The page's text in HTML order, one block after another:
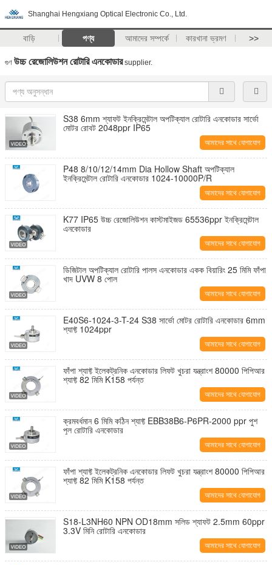
Shanghai Hengxiang Optical Electronic Co., Ltd.
বাড়ি পণ্য আমাদের সম্পর্কে কারখানা ভ্রমণ >>
গুণ উচ্চ রেজোলিউশন রোটারি এনকোডারsupplier.
S38 6mm শ্যাফট ইনক্রিমেন্টাল অপটিক্যাল রোটারি এনকোডার সার্ভো
মোটর রোবট 2048ppr IP65
আমাদের সাথে যোগাযোগ
করুন
P48 8/10/12/14mm Dia Hollow Shaft অপটিক্যাল
ইনক্রিমেন্টাল রোটারি এনকোডার 1024-10000P/R
আমাদের সাথে যোগাযোগ
করুন
K77 IP65 উচ্চ রেজোলিউশন কাস্টমাইজড 65536ppr ইনক্রিমেন্টাল
এনকোডার
আমাদের সাথে যোগাযোগ
করুন
ডিজিটাল অপটিক্যাল রোটারি পালস এনকোডার একক বিয়ারিং 25 মিমি ফাঁপা
খাদ UVW 8 পোল
আমাদের সাথে যোগাযোগ
করুন
E40S6-1024-3-T-24 S38 সার্ভো মোটর রোটারি এনকোডার 6mm
শ্যাফ্ট 1024ppr
আমাদের সাথে যোগাযোগ
করুন
ফাঁপা শ্যাফ্ট ইলেকট্রনিক এনকোডার লিফট খুচরা যন্ত্রাংশ 80000 পিপিআর
শ্যাফ্ট 82 মিমি K158 পর্যন্ত
আমাদের সাথে যোগাযোগ
করুন
ক্রমবর্ধমান 6 মিমি কঠিন শ্যাফ্ট EBB38B6-P6PR-2000 ppr পুশ
পুল রোটারি এনকোডার
আমাদের সাথে যোগাযোগ
করুন
ফাঁপা শ্যাফ্ট ইলেকট্রনিক এনকোডার লিফট খুচরা যন্ত্রাংশ 80000 পিপিআর
শ্যাফ্ট 82 মিমি K158 পর্যন্ত
আমাদের সাথে যোগাযোগ
করুন
S18-L3NH60 NPN OD18mm সলিড শ্যাফট 2.5mm 60ppr
3.3V মিনি রোটারি এনকোডার
আমাদের সাথে যোগাযোগ
করুন